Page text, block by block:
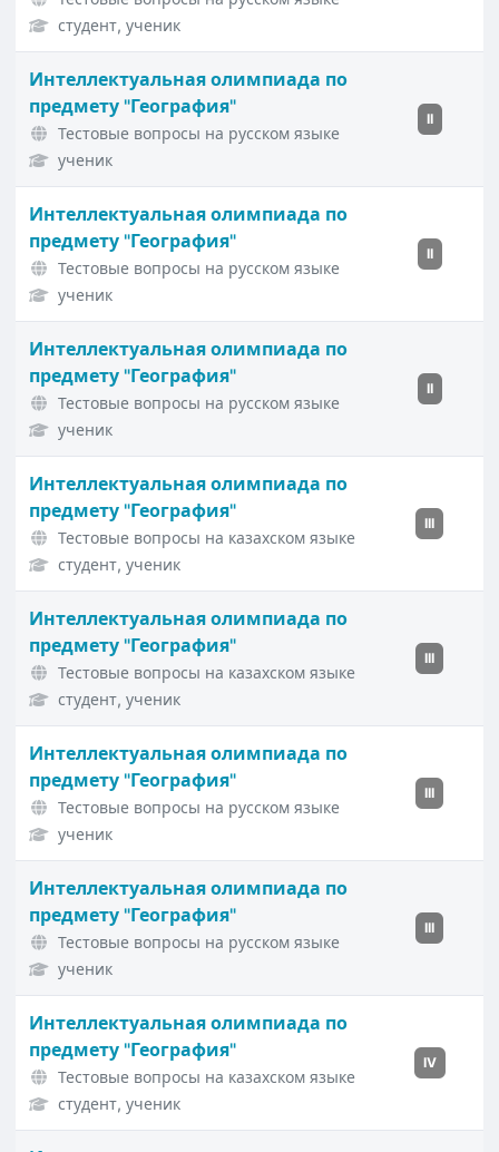
студент, ученик
Интеллектуальная олимпиада по
предмету "География"
Тестовые вопросы на русском языке
ученик
II
Интеллектуальная олимпиада по
предмету "География"
Тестовые вопросы на русском языке
ученик
II
Интеллектуальная олимпиада по
предмету "География"
Тестовые вопросы на русском языке
ученик
II
Интеллектуальная олимпиада по
предмету "География"
Тестовые вопросы на казахском языке
студент, ученик
III
Интеллектуальная олимпиада по
предмету "География"
Тестовые вопросы на казахском языке
студент, ученик
III
Интеллектуальная олимпиада по
предмету "География"
Тестовые вопросы на русском языке
ученик
III
Интеллектуальная олимпиада по
предмету "География"
Тестовые вопросы на русском языке
ученик
III
Интеллектуальная олимпиада по
предмету "География"
Тестовые вопросы на казахском языке
студент, ученик
IV